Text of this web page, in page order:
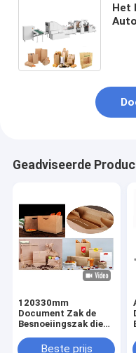
Het
Geadviseerde
120330mm
Document Zak de
Besnoeiingszak die
Productiemachine
Beste prijs